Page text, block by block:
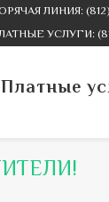
ЛИНИЯ:
УСЛУГИ:
Платные